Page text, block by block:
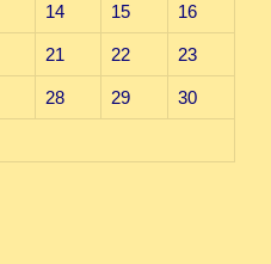
14 15 16
21 22 23
28 29 30